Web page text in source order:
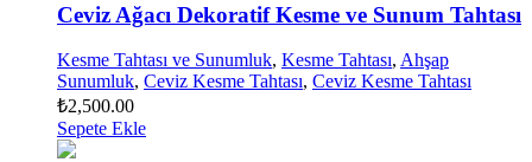
Ceviz Ağacı Dekoratif Kesme ve Sunum Tahtası
Kesme Tahtası ve Sunumluk, Kesme Tahtası, Ahşap
Sunumluk, Ceviz Kesme Tahtası, Ceviz Kesme Tahtası
₺2,500.00
Sepete Ekle